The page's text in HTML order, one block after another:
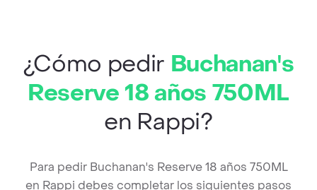
¿Cómo pedir Buchanan's
Reserve 18 años 750ML
en Rappi?
Para pedir Buchanan's Reserve 18 años 750ML
en Rappi debes completar los siguientes pasos